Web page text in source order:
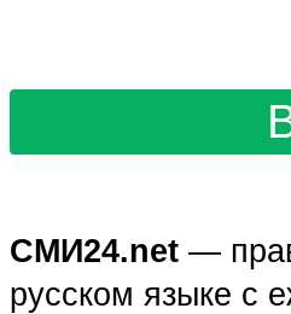
СМИ24.net —
русском языке с